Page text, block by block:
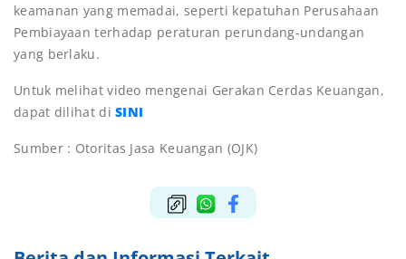
keamanan yang memadai, seperti kepatuhan Perusahaan
Pembiayaan terhadap peraturan perundang-undangan
yang berlaku.
Untuk melihat video mengenai Gerakan Cerdas Keuangan,
dapat dilihat diSINI
Sumber : Otoritas Jasa Keuangan (OJK)